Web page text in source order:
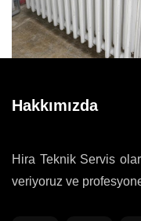
Hakkımızda
Hira Teknik Servis
veriyoruz ve